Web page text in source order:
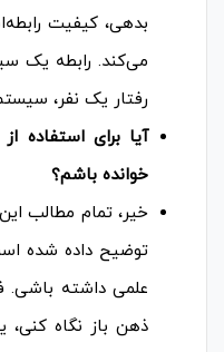
بدهی، کیفیت
می‌کند. رابطه یک
رفتار یک نفر،
آیا برای استفاده
خوانده باشم؟
خیر، تمام مطالب
توضیح داده شده
علمی داشته
ذهن باز نگاه کنی،